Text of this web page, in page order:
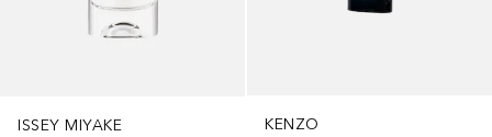
ISSEY MIYAKE
KENZO